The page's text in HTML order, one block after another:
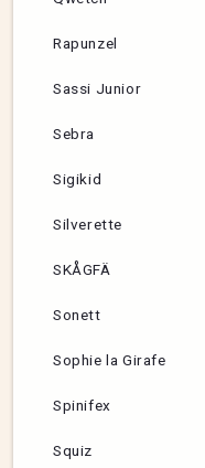
Rapunzel
Sassi Junior
Sebra
Sigikid
Silverette
SKÅGFÄ
Sonett
Sophie la Girafe
Spinifex
Squiz